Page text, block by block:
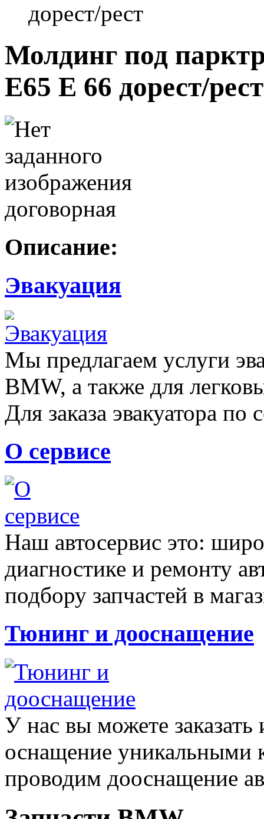
дорест/рест
Молдинг под
Е65 Е 66 дорест/рест
договорная
Описание:
Эвакуация
Мы предлагаем услуги
BMW, а также для
Для заказа эвакуатора по
О сервисе
Наш автосервис это:
диагностике и ремонту
подбору запчастей в
Тюнинг и дооснащение
У нас вы можете
оснащение
проводим дооснащение